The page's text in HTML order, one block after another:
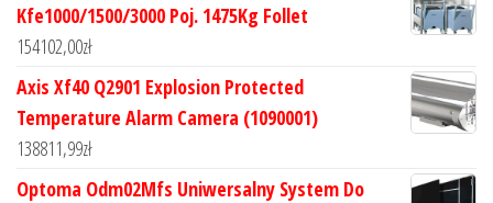
Kfe1000/1500/3000 Poj. 1475Kg Follet
154102,00zł
Axis Xf40 Q2901 Explosion Protected
Temperature Alarm Camera (1090001)
138811,99zł
Optoma Odm02Mfs Uniwersalny System Do